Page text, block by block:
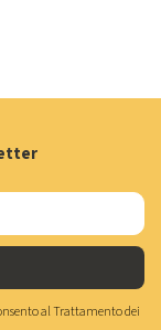
alTrattamento dei